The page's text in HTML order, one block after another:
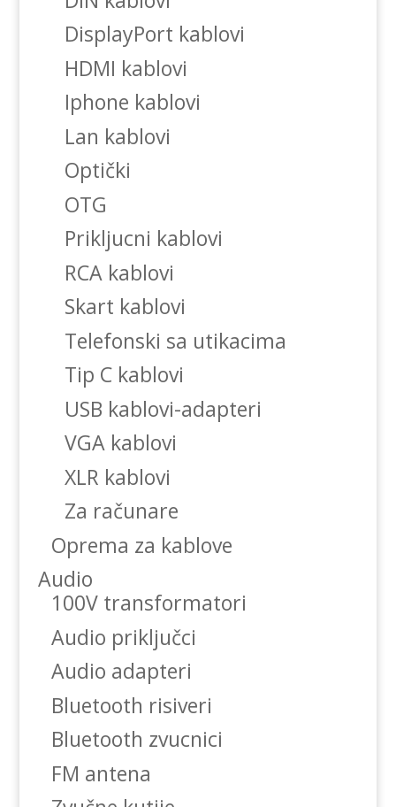
DisplayPort kablovi
HDMI kablovi
Iphone kablovi
Lan kablovi
Optički
OTG
Prikljucni kablovi
RCA kablovi
Skart kablovi
Telefonski sa utikacima
Tip C kablovi
USB kablovi-adapteri
VGA kablovi
XLR kablovi
Za računare
Oprema za kablove
Audio
100V transformatori
Audio priključci
Audio adapteri
Bluetooth risiveri
Bluetooth zvucnici
FM antena